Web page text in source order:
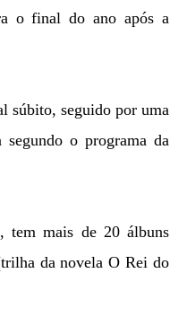
o final do ano após a
súbito, seguido por uma
o programa da
tem mais de 20 álbuns
da novela O Rei do